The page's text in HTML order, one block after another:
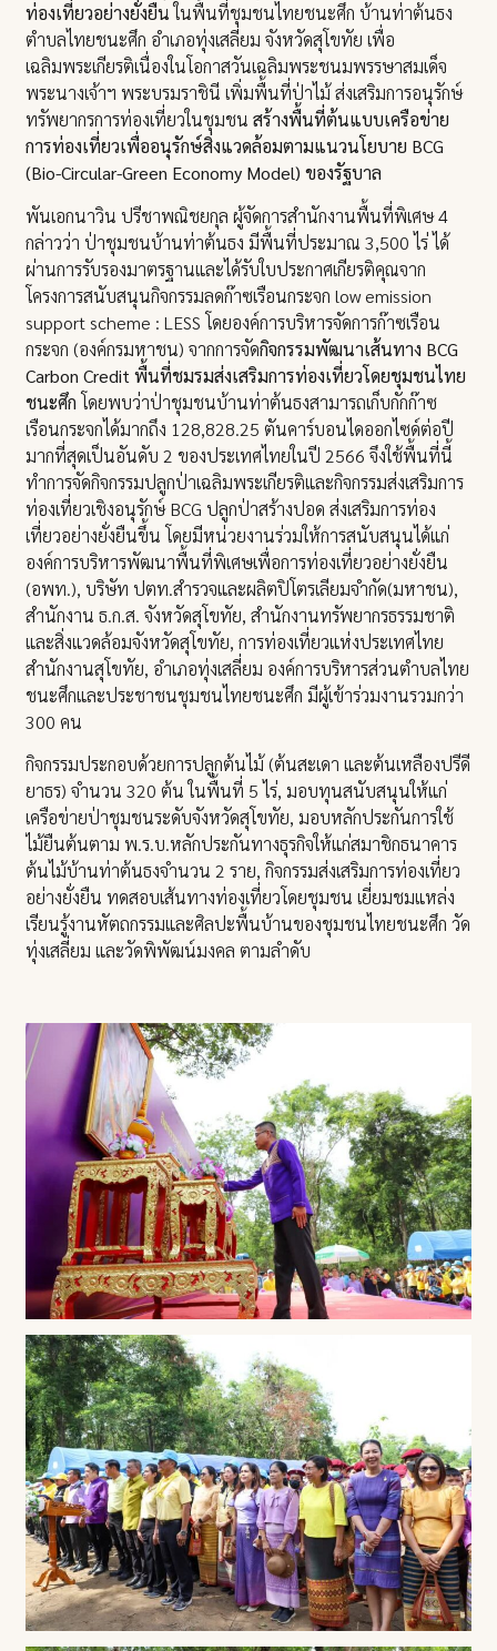
ท่องเที่ยวอย่างยั่งยืนในพื้นที่ชุมชนไทยชนะศึก บ้านท่าต้นธง
ตำบลไทยชนะศึก อำเภอทุ่งเสลี่ยม จังหวัดสุโขทัย เพื่อ
เฉลิมพระเกียรติเนื่องในโอกาสวันเฉลิมพระชนมพรรษาสมเด็จ
พระนางเจ้าฯ พระบรมราชินี เพิ่มพื้นที่ป่าไม้ ส่งเสริมการอนุรักษ์
ทรัพยากรการท่องเที่ยวในชุมชนสร้างพื้นที่ต้นแบบเครือข่าย
การท่องเที่ยวเพื่ออนุรักษ์สิ่งแวดล้อมตามแนวนโยบาย BCG
(Bio-Circular-Green Economy Model) ของรัฐบาล
พันเอกนาวิน ปรีชาพณิชยกุล ผู้จัดการสำนักงานพื้นที่พิเศษ 4
กล่าวว่า ป่าชุมชนบ้านท่าต้นธง มีพื้นที่ประมาณ 3,500 ไร่ ได้
ผ่านการรับรองมาตรฐานและได้รับใบประกาศเกียรติคุณจาก
โครงการสนับสนุนกิจกรรมลดก๊าซเรือนกระจก low emission
support scheme : LESS โดยองค์การบริหารจัดการก๊าซเรือน
กระจก (องค์กรมหาชน) จากการจัดกิจกรรมพัฒนาเส้นทาง BCG
Carbon Credit พื้นที่ชมรมส่งเสริมการท่องเที่ยวโดยชุมชนไทย
ชนะศึก โดยพบว่าป่าชุมชนบ้านท่าต้นธงสามารถเก็บกักก๊าซ
เรือนกระจกได้มากถึง 128,828.25 ตันคาร์บอนไดออกไซด์ต่อปี
มากที่สุดเป็นอันดับ 2 ของประเทศไทยในปี 2566 จึงใช้พื้นที่นี้
ทำการจัดกิจกรรมปลูกป่าเฉลิมพระเกียรติและกิจกรรมส่งเสริมการ
ท่องเที่ยวเชิงอนุรักษ์ BCG ปลูกป่าสร้างปอด ส่งเสริมการท่อง
เที่ยวอย่างยั่งยืนขึ้น โดยมีหน่วยงานร่วมให้การสนับสนุนได้แก่
องค์การบริหารพัฒนาพื้นที่พิเศษเพื่อการท่องเที่ยวอย่างยั่งยืน
(อพท.), บริษัท ปตท.สำรวจและผลิตปิโตรเลียมจำกัด(มหาชน),
สำนักงาน ธ.ก.ส. จังหวัดสุโขทัย, สำนักงานทรัพยากรธรรมชาติ
และสิ่งแวดล้อมจังหวัดสุโขทัย, การท่องเที่ยวแห่งประเทศไทย
สำนักงานสุโขทัย, อำเภอทุ่งเสลี่ยม องค์การบริหารส่วนตำบลไทย
ชนะศึกและประชาชนชุมชนไทยชนะศึก มีผู้เข้าร่วมงานรวมกว่า
300 คน
กิจกรรมประกอบด้วยการปลูกต้นไม้ (ต้นสะเดา และต้นเหลืองปรีดี
ยาธร) จำนวน 320 ต้น ในพื้นที่ 5 ไร่, มอบทุนสนับสนุนให้แก่
เครือข่ายป่าชุมชนระดับจังหวัดสุโขทัย, มอบหลักประกันการใช้
ไม้ยืนต้นตาม พ.ร.บ.หลักประกันทางธุรกิจให้แก่สมาชิกธนาคาร
ต้นไม้บ้านท่าต้นธงจำนวน 2 ราย, กิจกรรมส่งเสริมการท่องเที่ยว
อย่างยั่งยืน ทดสอบเส้นทางท่องเที่ยวโดยชุมชน เยี่ยมชมแหล่ง
เรียนรู้งานหัตถกรรมและศิลปะพื้นบ้านของชุมชนไทยชนะศึก วัด
ทุ่งเสลี่ยม และวัดพิพัฒน์มงคล ตามลำดับ